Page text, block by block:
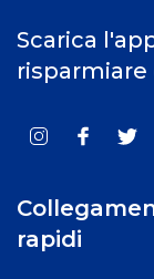
Scarica
risparmiare
rapidi